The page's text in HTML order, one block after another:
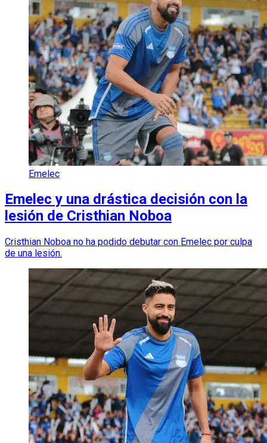
Emelec
Emelec y una drástica decisión con la
lesión de Cristhian Noboa
Cristhian Noboa no ha podido debutar con Emelec por culpa
de una lesión.